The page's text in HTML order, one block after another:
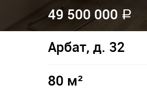
49 500 000 a
Арбат, д. 32
80 м²